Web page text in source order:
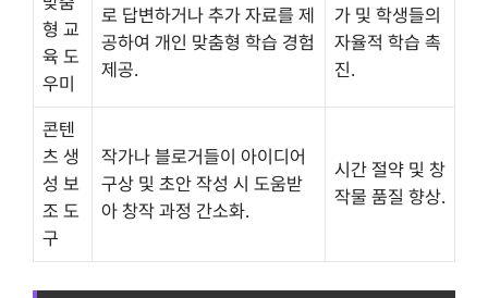
형 교
육 도
우미
로 답변하거나 추가 자료를 제
공하여 개인 맞춤형 학습 경험
제공.
가 및 학생들의
자율적 학습 촉
진.
콘텐
츠 생
성 보
조 도
구
작가나 블로거들이 아이디어
구상 및 초안 작성 시 도움받
아 창작 과정 간소화.
시간 절약 및 창
작물 품질 향상.